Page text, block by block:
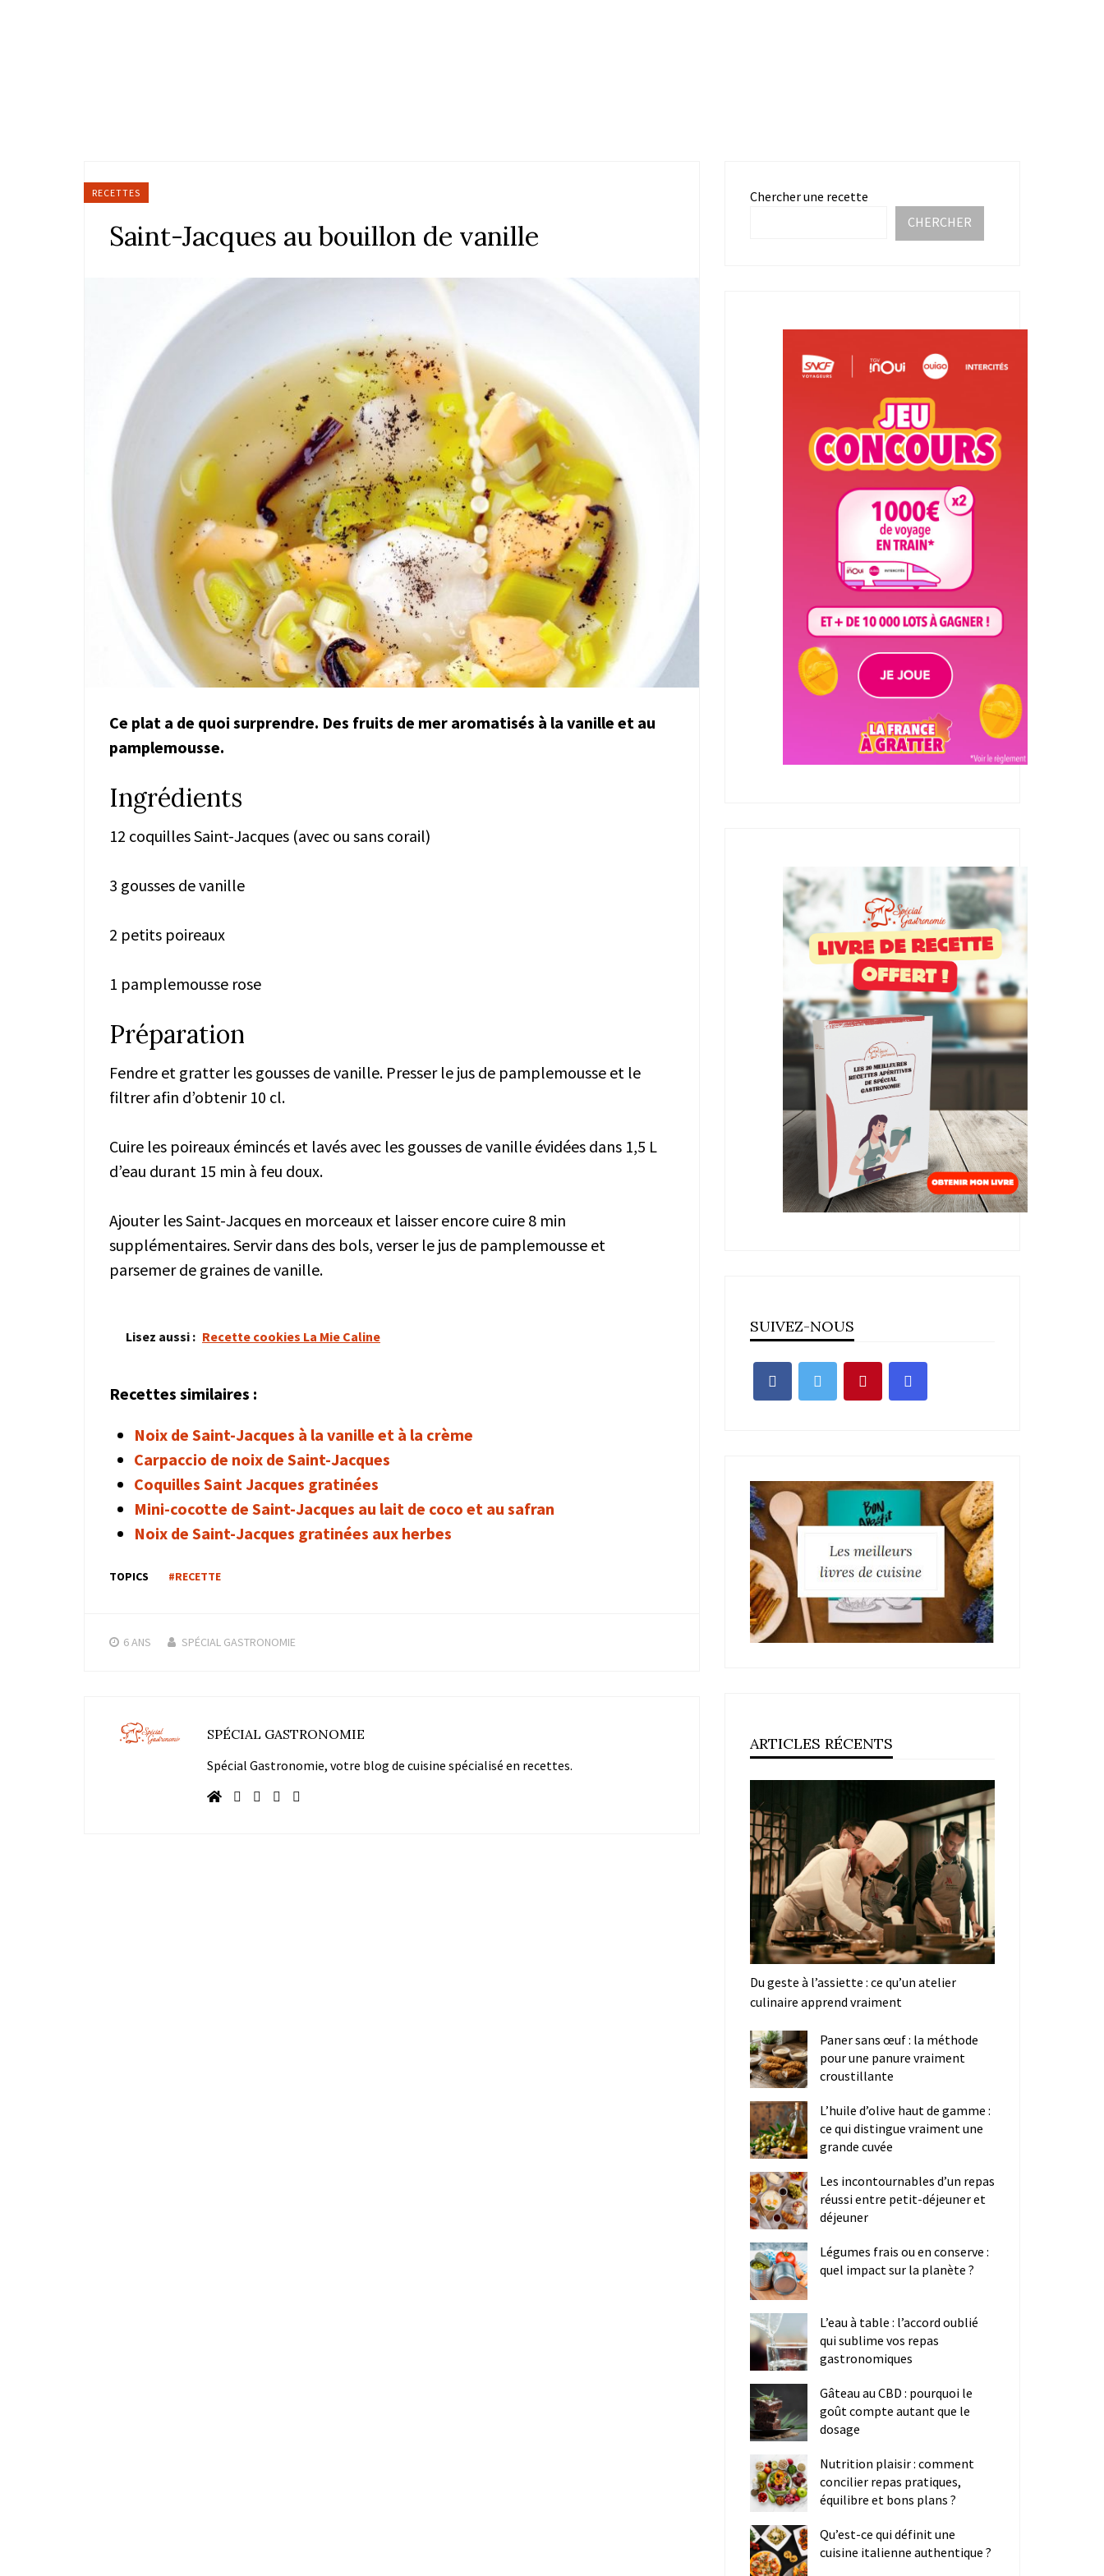
RECETTES
Saint-Jacques au bouillon de vanille
Ce plat a de quoi surprendre. Des fruits de mer aromatisés à la vanille et au
pamplemousse.
Ingrédients
12 coquilles Saint-Jacques (avec ou sans corail)
3 gousses de vanille
2 petits poireaux
1 pamplemousse rose
Préparation
Fendre et gratter les gousses de vanille. Presser le jus de pamplemousse et le
filtrer afin d’obtenir 10 cl.
Cuire les poireaux émincés et lavés avec les gousses de vanille évidées dans 1,5 L
d’eau durant 15 min à feu doux.
Ajouter les Saint-Jacques en morceaux et laisser encore cuire 8 min
supplémentaires. Servir dans des bols, verser le jus de pamplemousse et
parsemer de graines de vanille.
Lisez aussi : Recette cookies La Mie Caline
Recettes similaires :
Noix de Saint-Jacques à la vanille et à la crème
Carpaccio de noix de Saint-Jacques
Coquilles Saint Jacques gratinées
Mini-cocotte de Saint-Jacques au lait de coco et au safran
Noix de Saint-Jacques gratinées aux herbes
TOPICS #RECETTE
6 ANS SPÉCIAL GASTRONOMIE
SPÉCIAL GASTRONOMIE
Spécial Gastronomie, votre blog de cuisine spécialisé en recettes.
Chercher une recette
CHERCHER
SUIVEZ-NOUS
ARTICLES RÉCENTS
Du geste à l’assiette : ce qu’un atelier
culinaire apprend vraiment
Paner sans œuf : la méthode
pour une panure vraiment
croustillante
L’huile d’olive haut de gamme :
ce qui distingue vraiment une
grande cuvée
Les incontournables d’un repas
réussi entre petit-déjeuner et
déjeuner
Légumes frais ou en conserve :
quel impact sur la planète ?
L’eau à table : l’accord oublié
qui sublime vos repas
gastronomiques
Gâteau au CBD : pourquoi le
goût compte autant que le
dosage
Nutrition plaisir : comment
concilier repas pratiques,
équilibre et bons plans ?
Qu’est-ce qui définit une
cuisine italienne authentique ?